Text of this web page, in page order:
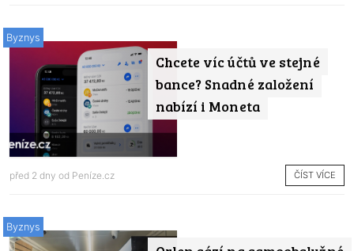
Chcete víc účtů ve stejné
bance? Snadné založení
nabízí i Moneta
Byznys
před 2 dny od Peníze.cz ČÍST VÍCE
Byznys